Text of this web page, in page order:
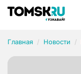
Главная Новости